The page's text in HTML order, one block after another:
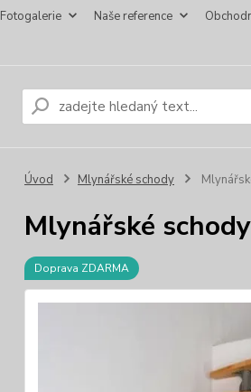
Fotogalerie Naše reference
Úvod Mlynářské schody
Mlynářské
Doprava ZDARMA